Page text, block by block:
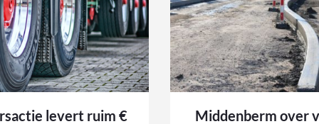
levert ruim €
Middenberm over